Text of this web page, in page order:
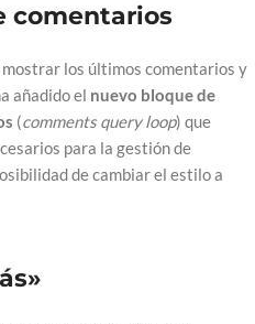
comentarios
los últimos comentarios y
añadido el nuevo bloque de
(comments query loop) que
para la gestión de
de cambiar el estilo a